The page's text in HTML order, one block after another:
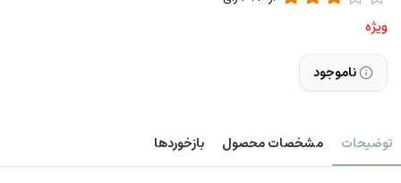
ویژه
ناموجود
توضیحات مشخصات محصول بازخوردها